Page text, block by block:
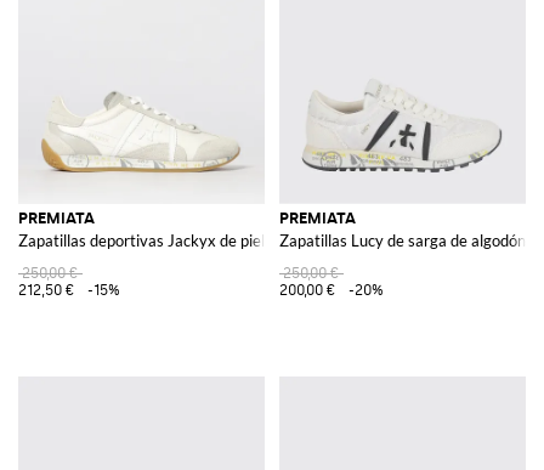
PREMIATA
Zapatillas deportivas Jackyx de piel y ante bicolor
250,00 €
212,50 €
-15%
PREMIATA
Zapatillas Lucy de sarga de algodón y
250,00 €
200,00 €
-20%